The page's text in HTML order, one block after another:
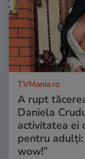
TVMania.ro
A rupt
Daniela
activitatea ei
pentru adulți:
wow!”